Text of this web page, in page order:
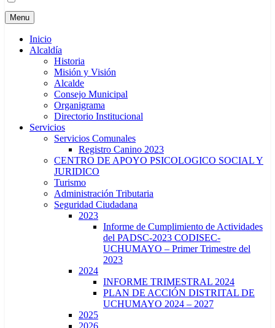
Menu
Inicio
Alcaldía
Historia
Misión y Visión
Alcalde
Consejo Municipal
Organigrama
Directorio Institucional
Servicios
Servicios Comunales
Registro Canino 2023
CENTRO DE APOYO PSICOLOGICO SOCIAL Y
JURIDICO
Turismo
Administración Tributaria
Seguridad Ciudadana
2023
Informe de Cumplimiento de Actividades
del PADSC-2023 CODISEC-
UCHUMAYO – Primer Trimestre del
2023
2024
INFORME TRIMESTRAL 2024
PLAN DE ACCIÓN DISTRITAL DE
UCHUMAYO 2024 – 2027
2025
2026